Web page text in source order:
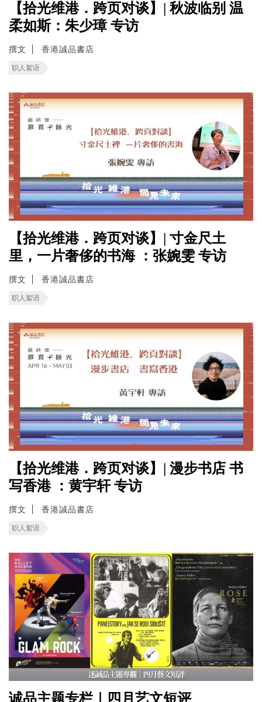
【拾光维港．跨页对谈】| 秋波临别 温
柔如斯：朱少璋 专访
撰文 香港誠品書店
职人絮语
【拾光维港．跨页对谈】| 寸金尺土
里，一片奢侈的书海 ：张婉雯 专访
撰文 香港誠品書店
职人絮语
【拾光维港．跨页对谈】| 漫步书店 书
写香港 ：黄宇轩 专访
撰文 香港誠品書店
职人絮语
诚品主题专栏｜四月艺文短评